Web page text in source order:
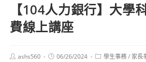
【104人力銀行】大學
費線上講座
Postashs560
Post06/26/2024
Post學生事務/ 家長